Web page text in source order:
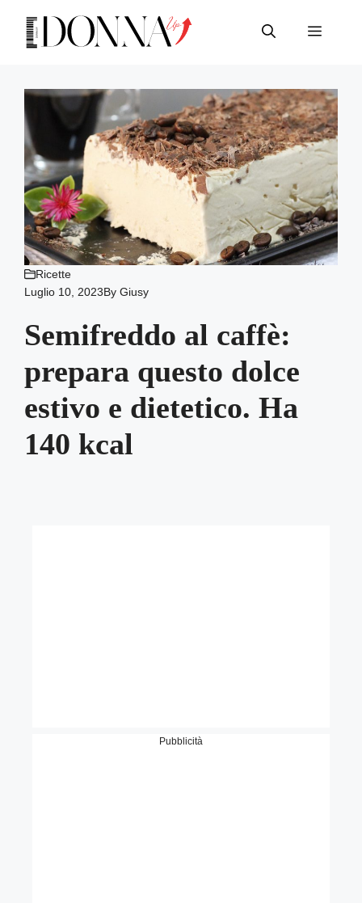
contenuto
Menu
Ricette
Luglio 10, 2023ByGiusy
Semifreddo al caffè:
prepara questo dolce
estivo e dietetico. Ha
140 kcal
Pubblicità